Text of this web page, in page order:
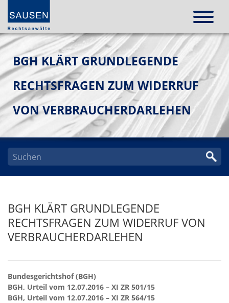
BGH KLÄRT GRUNDLEGENDE
RECHTSFRAGEN ZUM WIDERRUF
VON VERBRAUCHERDARLEHEN
BGH KLÄRT GRUNDLEGENDE
RECHTSFRAGEN ZUM WIDERRUF VON
VERBRAUCHERDARLEHEN
Bundesgerichtshof (BGH)
BGH, Urteil vom 12.07.2016 – XI ZR 501/15
BGH, Urteil vom 12.07.2016 – XI ZR 564/15